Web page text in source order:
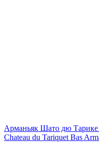
Арманьяк Шато дю Тарике
Chateau du Tariquet Bas